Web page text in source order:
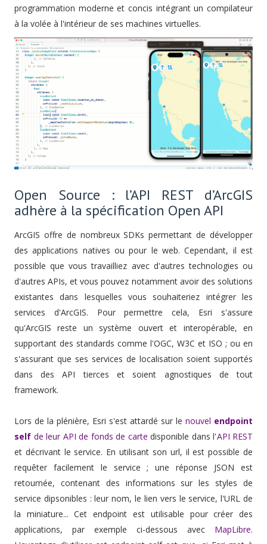
programmation moderne et concis intégrant un compilateur
à la volée à l'intérieur de ses machines virtuelles.
Open Source : l’API REST d’ArcGIS
adhère à la spécification Open API
ArcGIS offre de nombreux SDKs permettant de développer
des applications natives ou pour le web. Cependant, il est
possible que vous travailliez avec d'autres technologies ou
d'autres APIs, et vous pouvez notamment avoir des solutions
existantes dans lesquelles vous souhaiteriez intégrer les
services d'ArcGIS. Pour permettre cela, Esri s'assure
qu'ArcGIS reste un système ouvert et interopérable, en
supportant des standards comme l'OGC, W3C et ISO ; ou en
s'assurant que ses services de localisation soient supportés
dans des API tierces et soient agnostiques de tout
framework.
Lors de la plénière, Esri s'est attardé sur lenouvel endpoint
selfde leur API de fonds de carte disponible dans l'API REST
et décrivant le service. En utilisant son url, il est possible de
requêter facilement le service ; une réponse JSON est
retournée, contenant des informations sur les styles de
service dipsonibles : leur nom, le lien vers le service, l'URL de
la miniature... Cet endpoint est utilisable pour créer des
applications, par exemple ci-dessous avec MapLibre.